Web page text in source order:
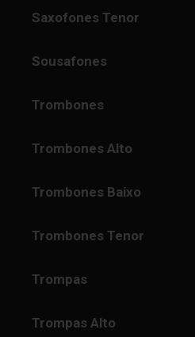
Saxofones Tenor
Sousafones
Trombones
Trombones Alto
Trombones Baixo
Trombones Tenor
Trompas
Trompas Alto